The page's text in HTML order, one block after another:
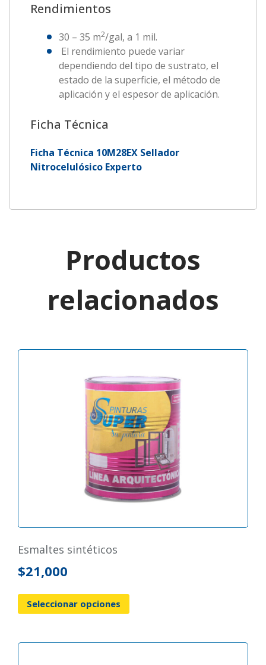
Rendimientos
30 – 35 m2/gal, a 1 mil.
El rendimiento puede variar
dependiendo del tipo de sustrato, el
estado de la superficie, el método de
aplicación y el espesor de aplicación.
Ficha Técnica
Ficha Técnica 10M28EX Sellador
Nitrocelulósico Experto
Productos
relacionados
esmaltes sintéticos
$21,000
Seleccionar opciones